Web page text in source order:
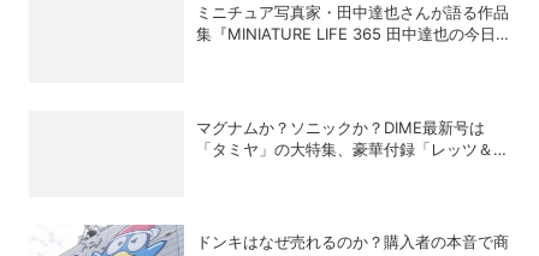
ミニチュア写真家・田中達也さんが語る作品
集『MINIATURE LIFE 365 田中達也の今日
マグナムか？ソニックか？DIME最新号は
「タミヤ」の大特集、豪華付録「レッツ＆ゴ
ドンキはなぜ売れるのか？購入者の本音で商